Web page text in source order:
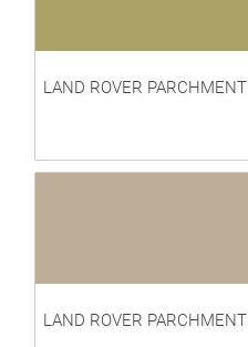
LAND ROVER PARCHMENT
LAND ROVER PARCHMENT